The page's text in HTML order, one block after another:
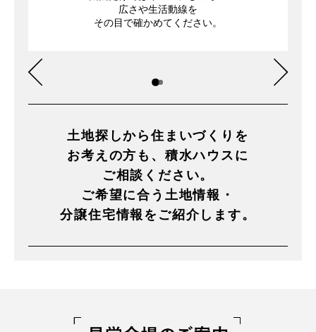
広さや生活動線を
その目で確かめてください。
土地探しから住まいづくりを
お考えの方も、積水ハウスに
ご相談ください。
ご希望に合う土地情報・
分譲住宅情報をご紹介します。